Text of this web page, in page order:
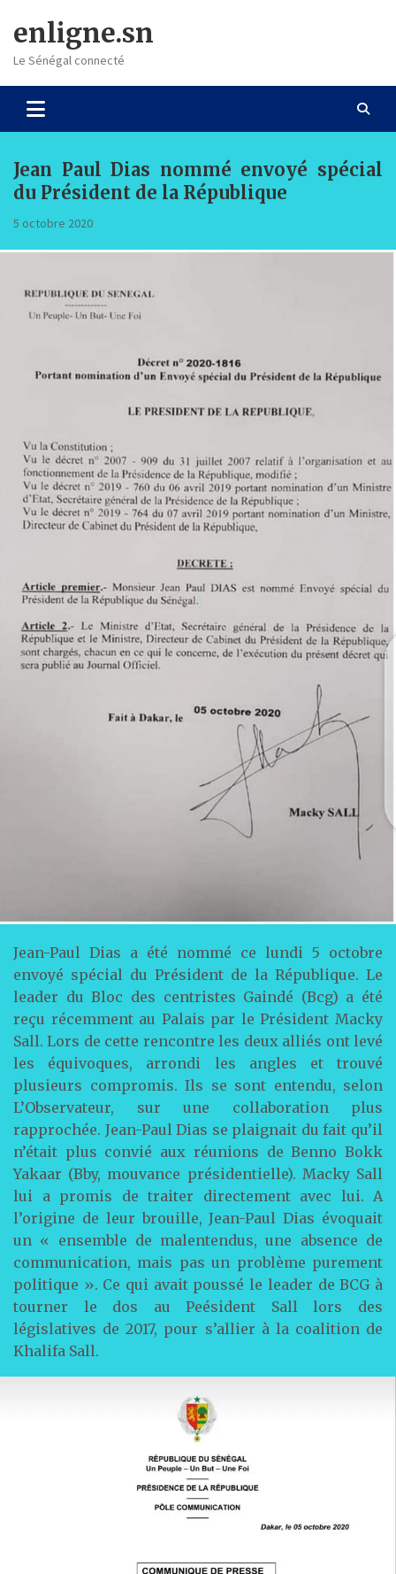
content
enligne.sn
Le Sénégal connecté
Jean Paul Dias nommé envoyé spécial
du Président de la République
5 octobre 2020
Jean-Paul Dias a été nommé ce lundi 5 octobre
envoyé spécial du Président de la République. Le
leader du Bloc des centristes Gaindé (Bcg) a été
reçu récemment au Palais par le Président Macky
Sall. Lors de cette rencontre les deux alliés ont levé
les équivoques, arrondi les angles et trouvé
plusieurs compromis. Ils se sont entendu, selon
L’Observateur, sur une collaboration plus
rapprochée. Jean-Paul Dias se plaignait du fait qu’il
n’était plus convié aux réunions de Benno Bokk
Yakaar (Bby, mouvance présidentielle). Macky Sall
lui a promis de traiter directement avec lui. A
l’origine de leur brouille, Jean-Paul Dias évoquait
un « ensemble de malentendus, une absence de
communication, mais pas un problème purement
politique ». Ce qui avait poussé le leader de BCG à
tourner le dos au Peésident Sall lors des
législatives de 2017, pour s’allier à la coalition de
Khalifa Sall.